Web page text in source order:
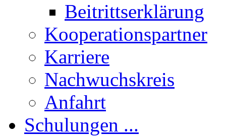
Beitrittserklärung
Kooperationspartner
Karriere
Nachwuchskreis
Anfahrt
Schulungen ...